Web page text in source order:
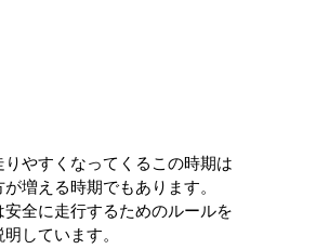
やすくなってくるこの時期は
増える時期でもあります。
全に走行するためのルールを
しています。